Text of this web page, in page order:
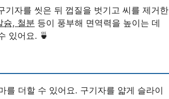
자를 씻은 뒤 껍질을 벗기고 씨를 제거한
슘, 철분 등이 풍부해 면역력을 높이는 데
있어요. 🍵
를 더할 수 있어요. 구기자를 얇게 슬라이